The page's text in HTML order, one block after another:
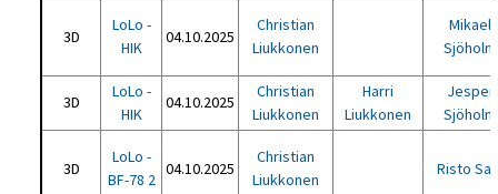
3D
LoLo -
HIK
04.10.2025
Christian
Liukkonen
Mikael
Sjöholm
3D
LoLo -
HIK
04.10.2025
Christian
Liukkonen
Harri
Liukkonen
Jesper
Sjöholm
3D
LoLo -
BF-78 2
04.10.2025
Christian
Liukkonen
Risto